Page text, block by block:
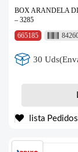
BOX ARANDELA
– 3285
665185
30
lista Pedidos